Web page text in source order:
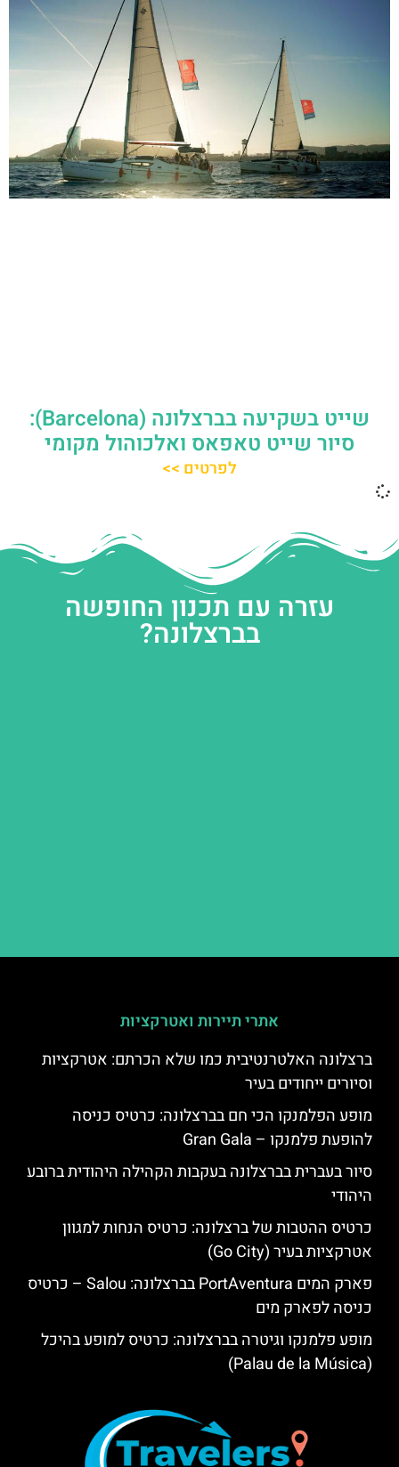
שייט בשקיעה בברצלונה (Barcelona):
סיור שייט טאפאס ואלכוהול מקומי
לפרטים >>
עזרה עם תכנון החופשה
בברצלונה?
אתרי תיירות ואטרקציות
ברצלונה האלטרנטיבית כמו שלא הכרתם: אטרקציות
וסיורים ייחודים בעיר
מופע הפלמנקו הכי חם בברצלונה: כרטיס כניסה
להופעת פלמנקו – Gran Gala
סיור בעברית בברצלונה בעקבות הקהילה היהודית ברובע
היהודי
כרטיס ההטבות של ברצלונה: כרטיס הנחות למגוון
אטרקציות בעיר (Go City)
פארק המים PortAventura בברצלונה: Salou – כרטיס
כניסה לפארק מים
מופע פלמנקו וגיטרה בברצלונה: כרטיס למופע בהיכל
(Palau de la Música)